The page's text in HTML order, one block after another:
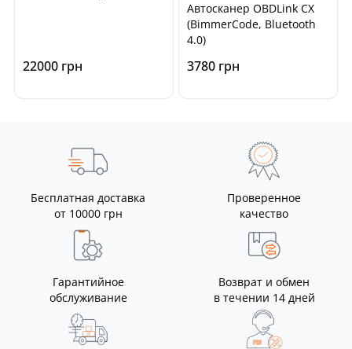
22000 грн
Автосканер OBDLink CX
(BimmerCode, Bluetooth
4.0)
3780 грн
Бесплатная доставка
от 10000 грн
Проверенное
качество
Гарантийное
обслуживание
Возврат и обмен
в течении 14 дней